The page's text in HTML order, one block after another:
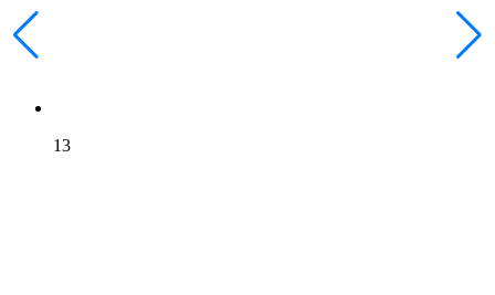
13